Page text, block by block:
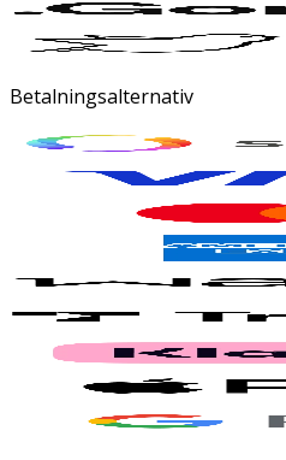
Betalningsalternativ